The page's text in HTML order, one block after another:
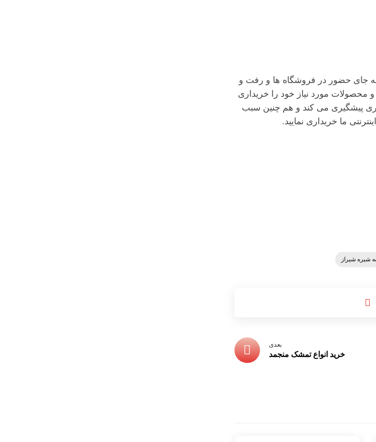
به جای حضور در فروشگاه ها و رفت و
محصولات مورد نیاز خود را خریداری
پیشگیری می کند و هم چنین سبب
ما خریداری نمایید.
شیره شیراز
بعدی
خرید انواع تمشک منجمد